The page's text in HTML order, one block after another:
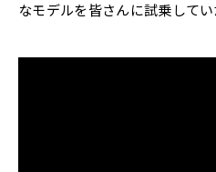
なモデルを皆さんに試乗してい